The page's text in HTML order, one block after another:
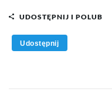
UDOSTĘPNIJ I POLUB
Udostępnij